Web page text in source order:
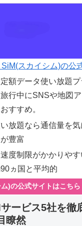
SiM(スカイシム)の公
定額データ使い放題
行中にSNSや地図
すすめ。
い放題なら通信量を
豊富
速度制限がかかりや
ヵ国と平均的
)の公式サイトはこちら
ービス5社を徹
瞭然